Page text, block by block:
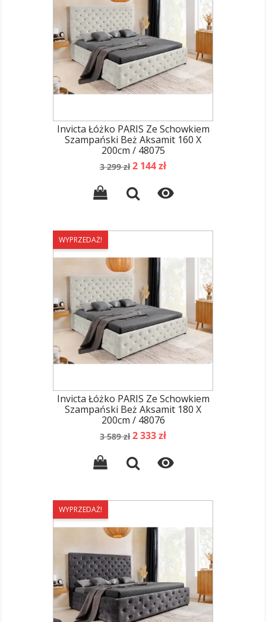
Invicta Łóżko PARIS Ze Schowkiem
Szampański Beż Aksamit 160 X
200cm / 48075
Cena
3 299 zł Cena
2 144 zł

WYPRZEDAŻ!
Invicta Łóżko PARIS Ze Schowkiem
Szampański Beż Aksamit 180 X
200cm / 48076
Cena
3 589 zł Cena
2 333 zł

WYPRZEDAŻ!